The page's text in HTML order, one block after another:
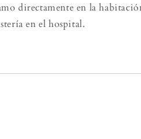
directamente en la
en el hospital.